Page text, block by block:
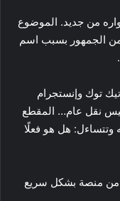
من جديد. الموضوع
من الجمهور بسبب اسم
توك وإنستجرام
نقل عام… المقطع
وتتساءل: هل هو فعلًا
من منصة بشكل سريع